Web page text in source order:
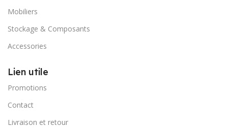
Mobiliers
Stockage & Composants
Accessories
Lien utile
Promotions
Contact
Livraison et retour